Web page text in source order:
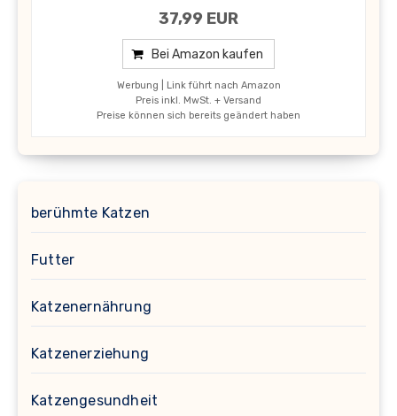
37,99 EUR
Bei Amazon kaufen
Werbung | Link führt nach Amazon
Preis inkl. MwSt. + Versand
Preise können sich bereits geändert haben
berühmte Katzen
Futter
Katzenernährung
Katzenerziehung
Katzengesundheit